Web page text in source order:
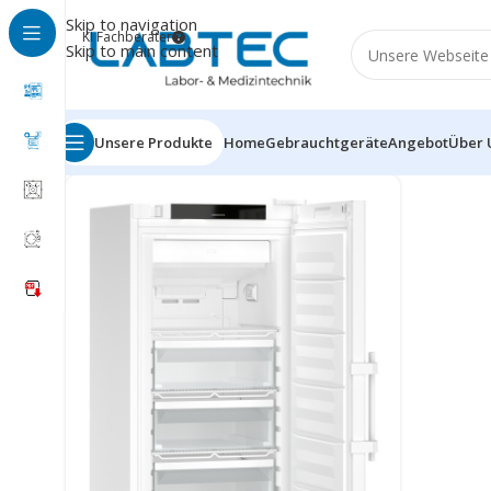
Skip to navigation
Skip to main content
KI Fachberater
Unsere Produkte HomeGebrauchtgeräteAngebotÜber